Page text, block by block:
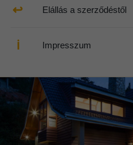
↩ Elállás a szerződéstől
ℹ Impresszum